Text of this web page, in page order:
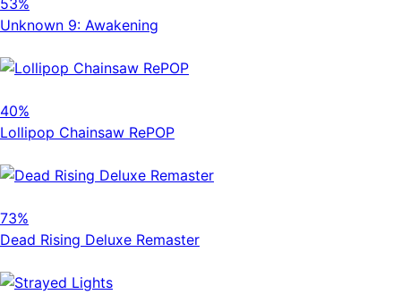
Unknown 9: Awakening
40%
Lollipop Chainsaw RePOP
73%
Dead Rising Deluxe Remaster